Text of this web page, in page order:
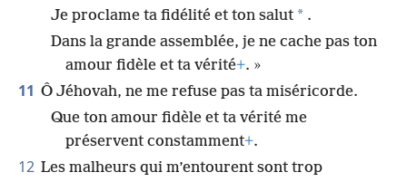
Je proclame ta fidélité et ton salut * .
Dans la grande assemblée, je ne cache pas ton
amour fidèle et ta vérité+. »
11 Ô Jéhovah, ne me refuse pas ta miséricorde.
Que ton amour fidèle et ta vérité me
préservent constamment+.
12 Les malheurs qui m’entourent sont trop